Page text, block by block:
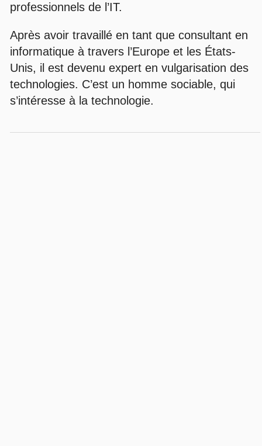
professionnels de l’IT.
Après avoir travaillé en tant que consultant en
informatique à travers l’Europe et les États-
Unis, il est devenu expert en vulgarisation des
technologies. C’est un homme sociable, qui
s’intéresse à la technologie.